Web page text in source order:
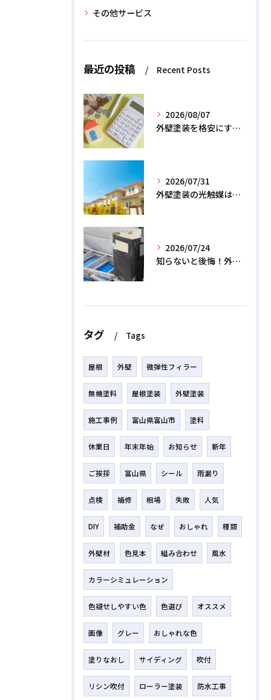
その他サービス
最近の投稿 Recent Posts
2026/08/07
外壁塗装を格安にする裏ワザ！専門店に直接頼むと数十万浮く？
2026/07/31
外壁塗装の光触媒は効果なし？デメリットと2026年のリアル
2026/07/24
知らないと後悔！外壁塗装で無機質塗料を選ぶデメリットと3つの罠
タグ Tags
屋根 外壁 微弾性フィラー
無機塗料 屋根塗装 外壁塗装
施工事例 富山県富山市 塗料
休業日 年末年始 お知らせ 新年
ご挨拶 富山県 シール 雨漏り
点検 補修 相場 失敗 人気
DIY 補助金 なぜ おしゃれ 種類
外壁材 色見本 組み合わせ 風水
カラーシミュレーション
色褪せしやすい色 色選び オススメ
画像 グレー おしゃれな色
塗りなおし サイディング 吹付
リシン吹付 ローラー塗装 防水工事